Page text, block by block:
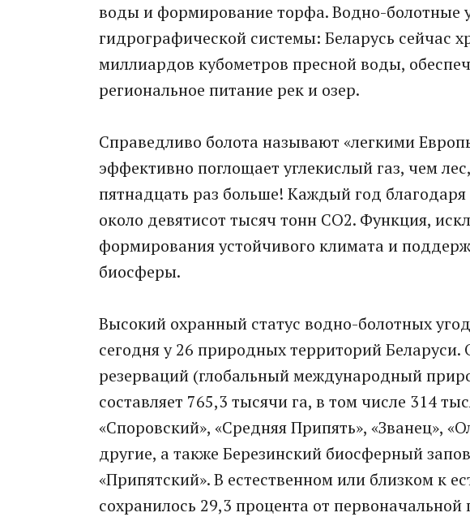
воды и формирование торфа. Водно-болотные
гидрографической системы: Беларусь сейчас
миллиардов кубометров пресной воды,
региональное питание рек и озер.
Справедливо болота называют «легкими
эффективно поглощает углекислый газ, чем
пятнадцать раз больше! Каждый год
около девятисот тысяч тонн СО2. Функция,
формирования устойчивого климата и
биосферы.
Высокий охранный статус водно-болотных
сегодня у 26 природных территорий
резерваций (глобальный международный
составляет 765,3 тысячи га, в том числе 314
«Споровский», «Средняя Припять», «Званец»,
другие, а также Березинский биосферный
«Припятский». В естественном или близком к
сохранилось 29,3 процента от